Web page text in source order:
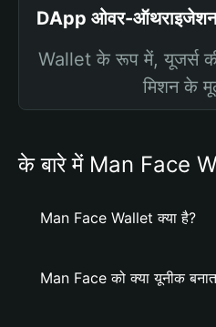
DApp ओवर-ऑथराइजेशन
Wallet के रूप में, यूजर्स
मिशन के
के बारे में Man Face
Man Face Wallet क्या है?
Man Face को क्या यूनीक